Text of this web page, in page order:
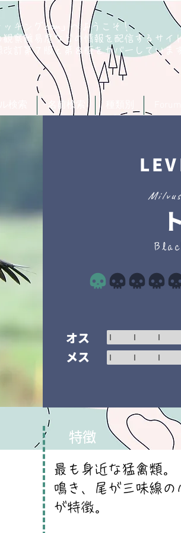
チング.com」へようこそ！
察難易度などの情報を配信するサイ
改訂第７版と第８版をカバーしていま
検索 名前検索
平均評価 1 /5
オス
メス
特徴
最も身近な猛禽類。
鳴き、尾が三味線の
が特徴。